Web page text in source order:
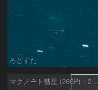
ろどすた
マクノート彗星 (260P)：2026/07/27